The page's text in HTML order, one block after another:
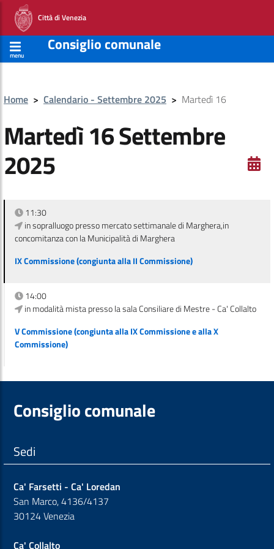
Città di Venezia
menu
Consiglio comunale
Home > Calendario - Settembre 2025 > Martedì 16
Martedì 16 Settembre
2025
11:30
in sopralluogo presso mercato settimanale di Marghera,in
concomitanza con la Municipalità di Marghera
IX Commissione (congiunta alla II Commissione)
14:00
in modalità mista presso la sala Consiliare di Mestre - Ca' Collalto
V Commissione (congiunta alla IX Commissione e alla X
Commissione)
Consiglio comunale
Sedi
Ca' Farsetti - Ca' Loredan
San Marco, 4136/4137
30124 Venezia
Ca' Collalto